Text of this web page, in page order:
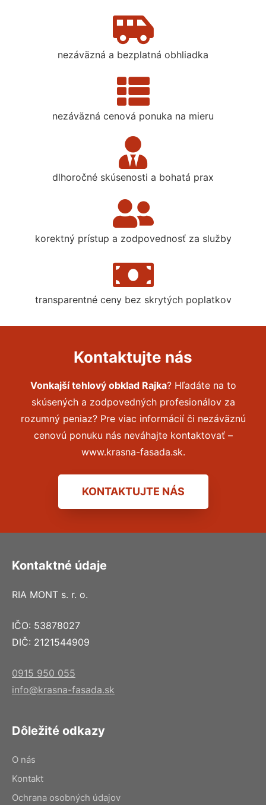
nezáväzná a bezplatná obhliadka
nezáväzná cenová ponuka na mieru
dlhoročné skúsenosti a bohatá prax
korektný prístup a zodpovednosť za služby
transparentné ceny bez skrytých poplatkov
Kontaktujte nás
Vonkajší tehlový obklad Rajka? Hľadáte na to
skúsených a zodpovedných profesionálov za
rozumný peniaz? Pre viac informácií či nezáväznú
cenovú ponuku nás neváhajte kontaktovať –
www.krasna-fasada.sk.
KONTAKTUJTE NÁS
Kontaktné údaje
RIA MONT s. r. o.
IČO: 53878027
DIČ: 2121544909
0915 950 055
info@krasna-fasada.sk
Dôležité odkazy
O nás
Kontakt
Ochrana osobných údajov